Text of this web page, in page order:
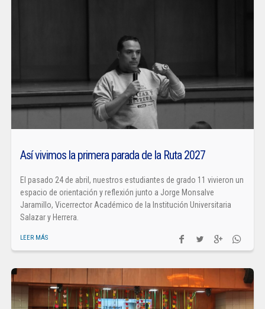
Así vivimos la primera parada de la Ruta 2027
El pasado 24 de abril, nuestros estudiantes de grado 11 vivieron un
espacio de orientación y reflexión junto a Jorge Monsalve
Jaramillo, Vicerrector Académico de la Institución Universitaria
Salazar y Herrera.
LEER MÁS